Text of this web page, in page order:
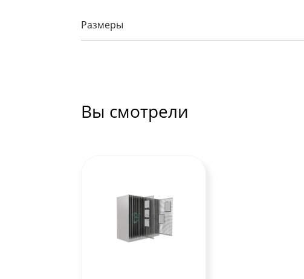
Размеры
Вы смотрели